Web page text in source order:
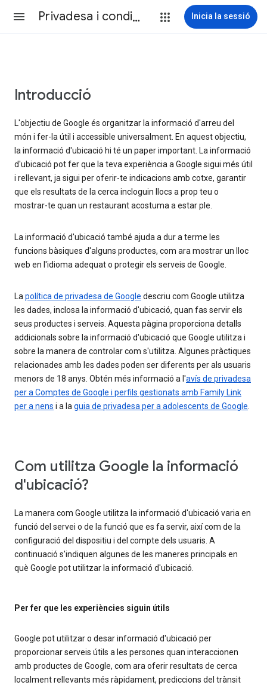
Privadesa i condicions Inicia la sessió
Introducció
L'objectiu de Google és organitzar la informació d'arreu del
món i fer-la útil i accessible universalment. En aquest objectiu,
la informació d'ubicació hi té un paper important. La informació
d'ubicació pot fer que la teva experiència a Google sigui més útil
i rellevant, ja sigui per oferir-te indicacions amb cotxe, garantir
que els resultats de la cerca incloguin llocs a prop teu o
mostrar-te quan un restaurant acostuma a estar ple.
La informació d'ubicació també ajuda a dur a terme les
funcions bàsiques d'alguns productes, com ara mostrar un lloc
web en l'idioma adequat o protegir els serveis de Google.
La política de privadesa de Google descriu com Google utilitza
les dades, inclosa la informació d'ubicació, quan fas servir els
seus productes i serveis. Aquesta pàgina proporciona detalls
addicionals sobre la informació d'ubicació que Google utilitza i
sobre la manera de controlar com s'utilitza. Algunes pràctiques
relacionades amb les dades poden ser diferents per als usuaris
menors de 18 anys. Obtén més informació a l'avís de privadesa
per a Comptes de Google i perfils gestionats amb Family Link
per a nens i a la guia de privadesa per a adolescents de Google
Com utilitza Google la informació
d'ubicació?
La manera com Google utilitza la informació d'ubicació varia en
funció del servei o de la funció que es fa servir, així com de la
configuració del dispositiu i del compte dels usuaris. A
continuació s'indiquen algunes de les maneres principals en
què Google pot utilitzar la informació d'ubicació.
Per fer que les experiències siguin útils
Google pot utilitzar o desar informació d'ubicació per
proporcionar serveis útils a les persones quan interaccionen
amb productes de Google, com ara oferir resultats de cerca
localment rellevants més ràpidament, prediccions del trànsit